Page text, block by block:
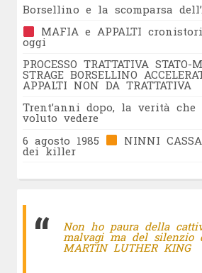
Borsellino e la scomparsa
MAFIA e APPALTI
oggi
PROCESSO TRATTATIVA STATO-
STRAGE BORSELLINO
APPALTI NON DA TRATTATIVA
Trent’anni dopo, la verità che
voluto vedere
6 agosto 1985
NINNI
dei killer
Non ho paura della
malvagi ma del silenzio
MARTIN LUTHER KING